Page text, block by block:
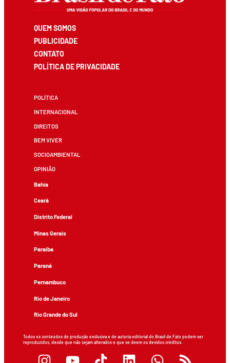
QUEM SOMOS
PUBLICIDADE
CONTATO
POLÍTICA DE PRIVACIDADE
POLÍTICA
INTERNACIONAL
DIREITOS
BEM VIVER
SOCIOAMBIENTAL
OPINIÃO
Bahia
Ceará
Distrito Federal
Minas Gerais
Paraíba
Paraná
Pernambuco
Rio de Janeiro
Rio Grande do Sul
Todos os conteúdos de produção exclusiva e de autoria editorial do Brasil de Fato podem ser
reproduzidos, desde que não sejam alterados e que se deem os devidos créditos.